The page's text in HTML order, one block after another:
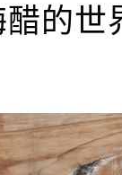
醋的世